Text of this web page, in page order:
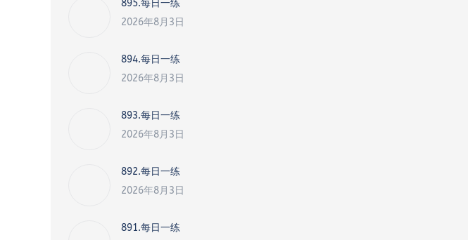
895.每日一练
2026年8月3日
894.每日一练
2026年8月3日
893.每日一练
2026年8月3日
892.每日一练
2026年8月3日
891.每日一练